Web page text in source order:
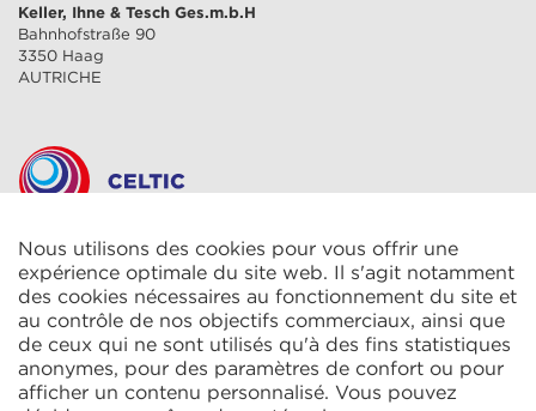
Keller, Ihne & Tesch Ges.m.b.H
Bahnhofstraße 90
3350 Haag
AUTRICHE
CELTIC S.A.R.L.
2 Rue René Cassin
ZAC La Villette-aux-Aulnes
77290 Mitry-Mory
FRANCE
Nous utilisons des cookies pour vous offrir une
expérience optimale du site web. Il s'agit notamment
des cookies nécessaires au fonctionnement du site et
au contrôle de nos objectifs commerciaux, ainsi que
de ceux qui ne sont utilisés qu'à des fins statistiques
anonymes, pour des paramètres de confort ou pour
afficher un contenu personnalisé. Vous pouvez